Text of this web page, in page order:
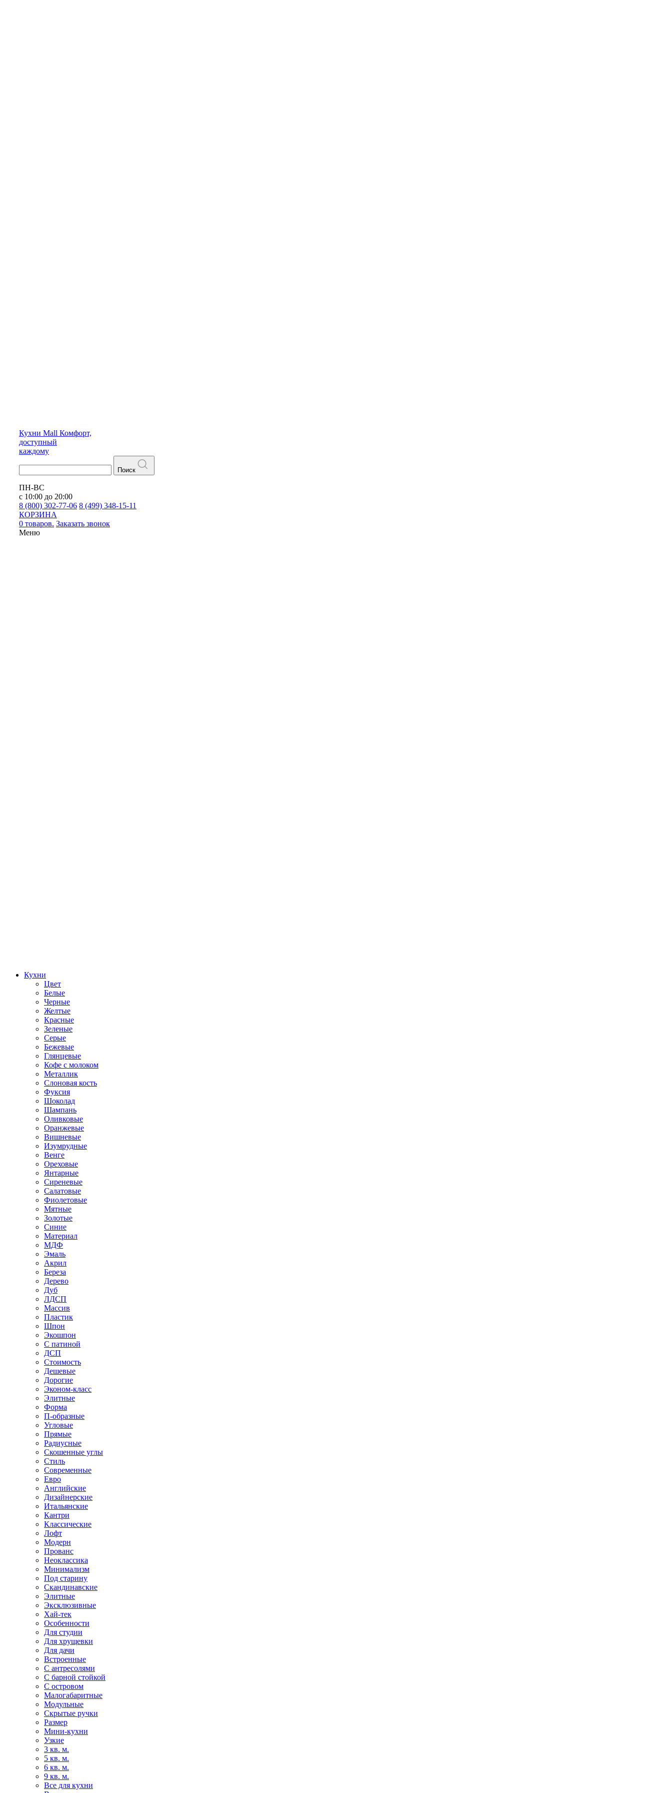
Кухни Mall Комфорт,
доступный
каждому
Поиск
ПН-ВС
с 10:00 до 20:00
8 (800) 302-77-06 8 (499) 348-15-11
КОРЗИНА
0 товаров. Заказать звонок
Меню
Кухни
Цвет
Белые
Черные
Желтые
Красные
Зеленые
Серые
Бежевые
Глянцевые
Кофе с молоком
Металлик
Слоновая кость
Фуксия
Шоколад
Шампань
Оливковые
Оранжевые
Вишневые
Изумрудные
Венге
Ореховые
Янтарные
Сиреневые
Салатовые
Фиолетовые
Мятные
Золотые
Синие
Материал
МДФ
Эмаль
Акрил
Береза
Дерево
Дуб
ЛДСП
Массив
Пластик
Шпон
Экошпон
С патиной
ДСП
Стоимость
Дешевые
Дорогие
Эконом-класс
Элитные
Форма
П-образные
Угловые
Прямые
Радиусные
Скошенные углы
Стиль
Современные
Евро
Английские
Дизайнерские
Итальянские
Кантри
Классические
Лофт
Модерн
Прованс
Неоклассика
Минимализм
Под старину
Скандинавские
Элитные
Эксклюзивные
Хай-тек
Особенности
Для студии
Для хрущевки
Для дачи
Встроенные
С антресолями
С барной стойкой
С островом
Малогабаритные
Модульные
Скрытые ручки
Размер
Мини-кухни
Узкие
3 кв. м.
5 кв. м.
6 кв. м.
9 кв. м.
Все для кухни